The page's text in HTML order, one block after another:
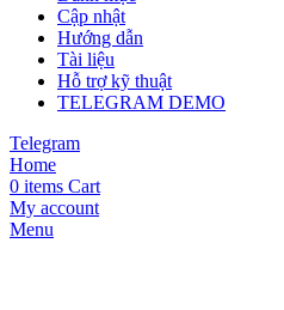
chọn
có
thể
được
chọn
trang
sản
phẩm
Cập nhật
Hướng dẫn
Tài liệu
Hỗ trợ kỹ thuật
TELEGRAM DEMO
Telegram
Home
0 items Cart
My account
Menu